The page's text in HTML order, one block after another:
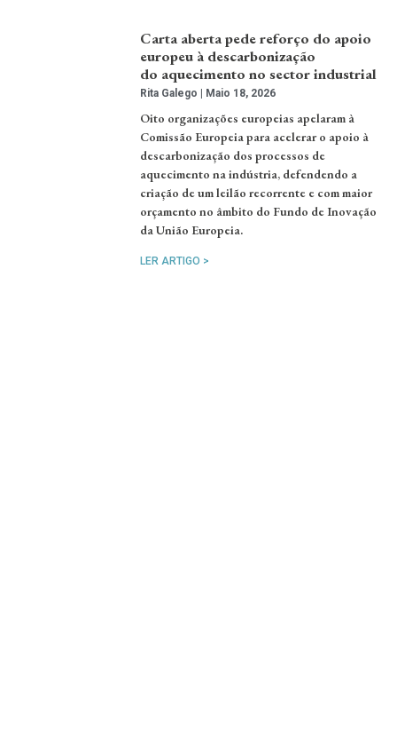
Carta aberta pede reforço do apoio
europeu à descarbonização
do aquecimento no sector industrial
Rita Galego Maio 18, 2026
Oito organizações europeias apelaram à
Comissão Europeia para acelerar o apoio à
descarbonização dos processos de
aquecimento na indústria, defendendo a
criação de um leilão recorrente e com maior
orçamento no âmbito do Fundo de Inovação
da União Europeia.
LER ARTIGO >